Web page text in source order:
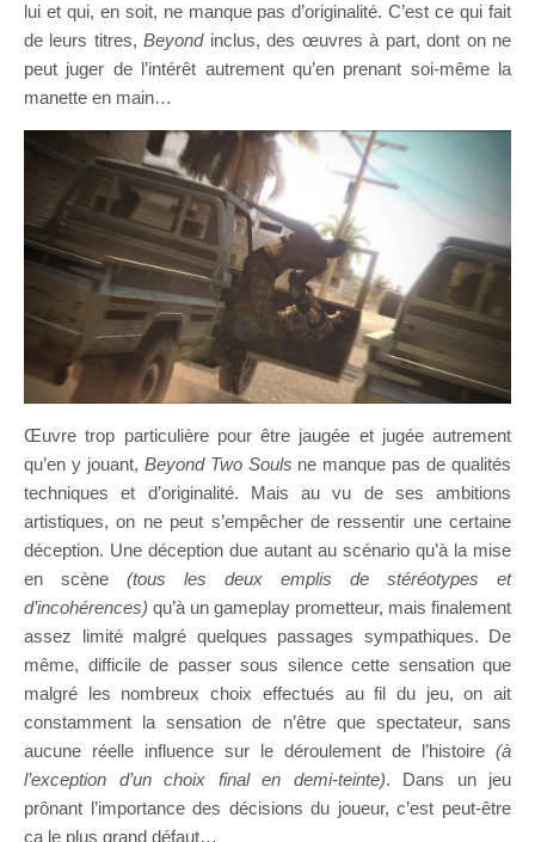
lui et qui, en soit, ne manque pas d’originalité. C’est ce qui fait
de leurs titres,Beyondinclus, des œuvres à part, dont on ne
peut juger de l’intérêt autrement qu’en prenant soi-même la
manette en main…
Œuvre trop particulière pour être jaugée et jugée autrement
qu’en y jouant, Beyond Two Souls ne manque pas de qualités
techniques et d’originalité. Mais au vu de ses ambitions
artistiques, on ne peut s’empêcher de ressentir une certaine
déception. Une déception due autant au scénario qu’à la mise
en scène (tous les deux emplis de stéréotypes et
d’incohérences) qu’à un gameplay prometteur, mais finalement
assez limité malgré quelques passages sympathiques. De
même, difficile de passer sous silence cette sensation que
malgré les nombreux choix effectués au fil du jeu, on ait
constamment la sensation de n’être que spectateur, sans
aucune réelle influence sur le déroulement de l’histoire (à
l’exception d’un choix final en demi-teinte). Dans un jeu
prônant l’importance des décisions du joueur, c’est peut-être
ça le plus grand défaut…